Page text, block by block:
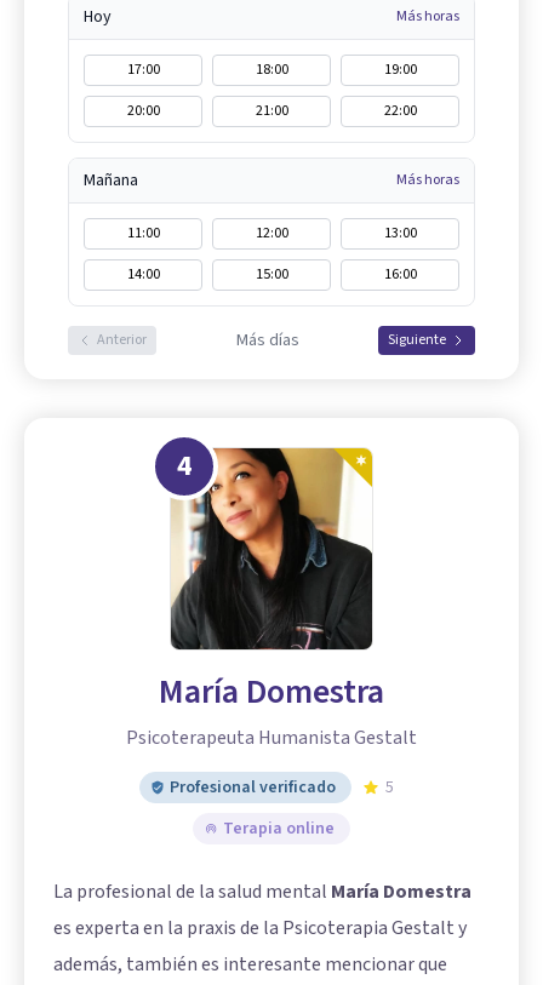
Hoy Más horas
17:00 18:00
19:00
20:00
21:00 22:00
Mañana Más horas
11:00 12:00
13:00
14:00
15:00 16:00
Anterior Más días Siguiente
4
María Domestra
Psicoterapeuta Humanista Gestalt
Profesional verificado
5
Terapia online
La profesional de la salud mental María Domestra
es experta en la praxis de la Psicoterapia Gestalt y
además, también es interesante mencionar que